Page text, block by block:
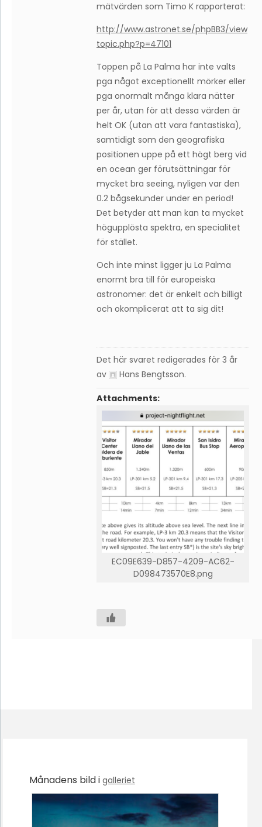
mätvärden som Timo K rapporterat:
http://www.astronet.se/phpBB3/view
topic.php?p=47101
Toppen på La Palma har inte valts
pga något exceptionellt mörker eller
pga onormalt många klara nätter
per år, utan för att dessa värden är
helt OK (utan att vara fantastiska),
samtidigt som den geografiska
positionen uppe på ett högt berg vid
en ocean ger förutsättningar för
mycket bra seeing, nyligen var den
0.2 bågsekunder under en period!
Det betyder att man kan ta mycket
högupplösta spektra, en specialitet
för stället.
Och inte minst ligger ju La Palma
enormt bra till för europeiska
astronomer: det är enkelt och billigt
och okomplicerat att ta sig dit!
Det här svaret redigerades för 3 år
av
Hans Bengtsson.
Attachments:
EC09E639-D857-4209-AC62-
D098473570E8.png
Månadens bild i galleriet